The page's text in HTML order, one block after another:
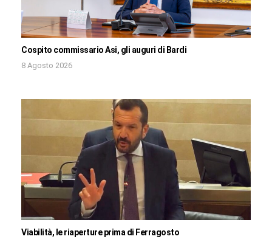
Cospito commissario Asi, gli auguri di Bardi
8 Agosto 2026
Viabilità, le riaperture prima di Ferragosto